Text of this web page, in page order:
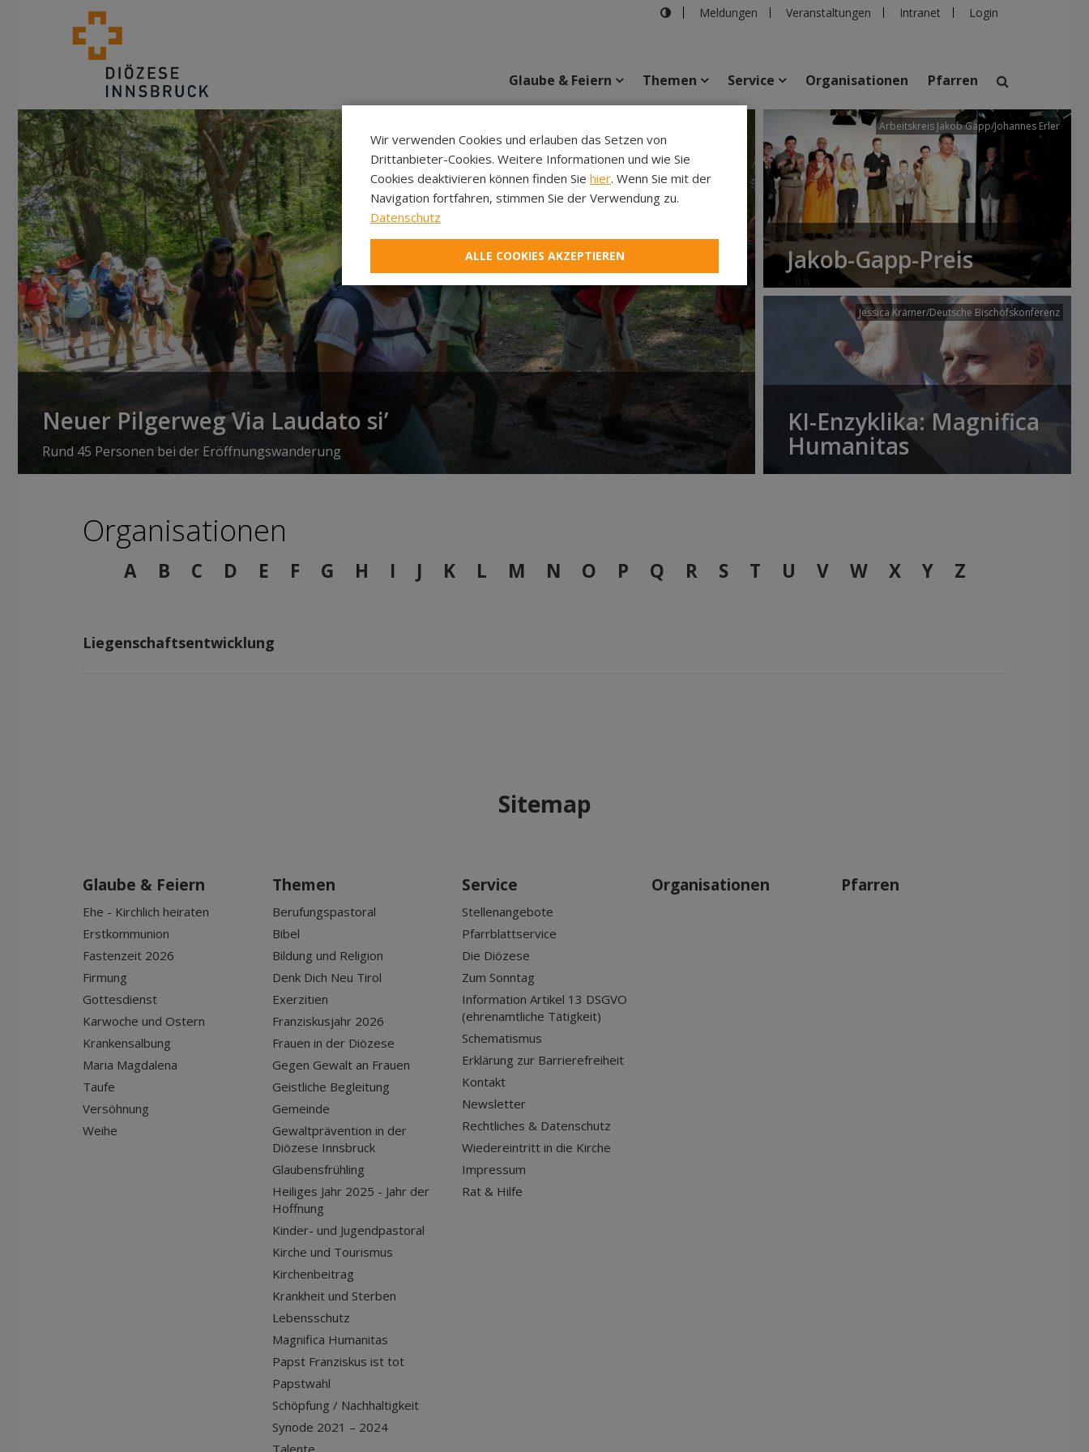
Meldungen Veranstaltungen Intranet Login
suchen
Veranstaltungen Personen Pfarren Einrichtungen
Glaube & Feiern Themen Service Organisationen Pfarren
Neuer Pilgerweg Via Laudato si’
Rund 45 Personen bei der Eröffnungswanderung
Arbeitskreis Jakob Gapp/Johannes Erler
Jakob-Gapp-Preis
Jessica Krämer/Deutsche Bischofskonferenz
KI-Enzyklika: Magnifica
Humanitas
Organisationen
A B C D E F G H I J K L M N O P Q R S T U V W X Y Z
Liegenschaftsentwicklung
Sitemap
Glaube & Feiern
Ehe - Kirchlich heiraten
Erstkommunion
Fastenzeit 2026
Firmung
Gottesdienst
Karwoche und Ostern
Krankensalbung
Maria Magdalena
Taufe
Versöhnung
Weihe
Themen
Berufungspastoral
Bibel
Bildung und Religion
Denk Dich Neu Tirol
Exerzitien
Franziskusjahr 2026
Frauen in der Diözese
Gegen Gewalt an Frauen
Geistliche Begleitung
Gemeinde
Gewaltprävention in der
Diözese Innsbruck
Glaubensfrühling
Heiliges Jahr 2025 - Jahr der
Hoffnung
Kinder- und Jugendpastoral
Kirche und Tourismus
Kirchenbeitrag
Krankheit und Sterben
Lebensschutz
Magnifica Humanitas
Papst Franziskus ist tot
Papstwahl
Schöpfung / Nachhaltigkeit
Synode 2021 – 2024
Talente
Service
Stellenangebote
Pfarrblattservice
Die Diözese
Zum Sonntag
Information Artikel 13 DSGVO
(ehrenamtliche Tätigkeit)
Schematismus
Erklärung zur Barrierefreiheit
Kontakt
Newsletter
Rechtliches & Datenschutz
Wiedereintritt in die Kirche
Impressum
Rat & Hilfe
Organisationen Pfarren
Wir verwenden Cookies und erlauben das Setzen von
Drittanbieter-Cookies. Weitere Informationen und wie Sie
Cookies deaktivieren können finden Sie hier. Wenn Sie mit der
Navigation fortfahren, stimmen Sie der Verwendung zu.
Datenschutz
ALLE COOKIES AKZEPTIEREN